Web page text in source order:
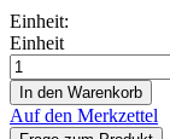
Einheit:
Einheit
Auf den Merkzettel